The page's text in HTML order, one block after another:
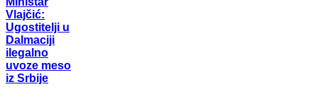
Vlajčić:
Ugostitelji u
Dalmaciji
ilegalno
uvoze meso
iz Srbije